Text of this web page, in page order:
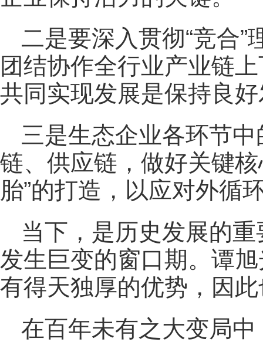
二是要深入贯彻“竞合
团结协作全行业产业链
共同实现发展是保持良好
三是生态企业各环节
链、供应链，做好关键
胎”的打造，以应对外循
当下，是历史发展的
发生巨变的窗口期。谭
有得天独厚的优势，因
在百年未有之大变局